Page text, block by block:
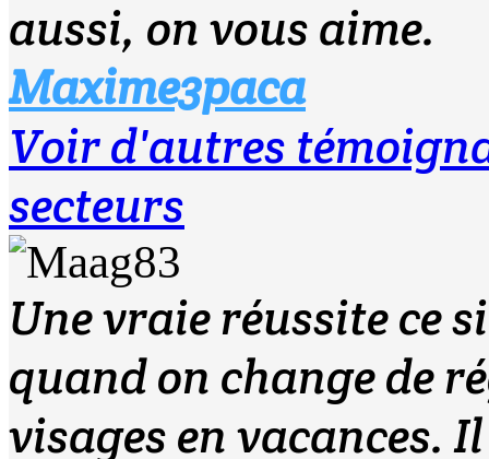
aussi, on vous aime.
Maxime3paca
Voir d'autres
secteurs
Une vraie réussite ce
quand on change de
visages en vacances.